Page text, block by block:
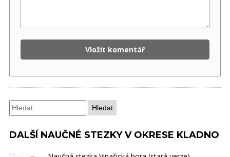
Hledat
DALŠÍ NAUČNÉ STEZKY V OKRESE KLADNO